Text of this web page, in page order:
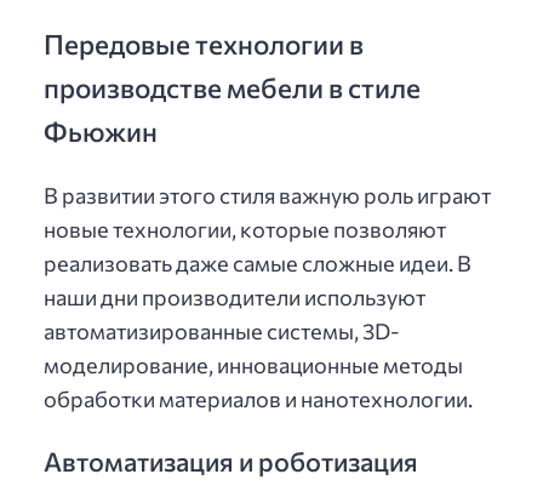
Передовые технологии в
производстве мебели в стиле
Фьюжин
В развитии этого стиля важную роль играют
новые технологии, которые позволяют
реализовать даже самые сложные идеи. В
наши дни производители используют
автоматизированные системы, 3D-
моделирование, инновационные методы
обработки материалов и нанотехнологии.
Автоматизация и роботизация